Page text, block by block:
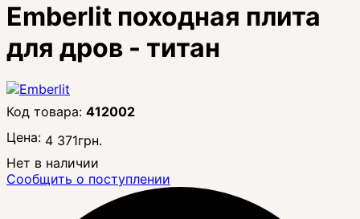
Emberlit походная плита
для дров - титан
412002
Цена: 4 371грн.
Нет в наличии
Сообщить о поступлении